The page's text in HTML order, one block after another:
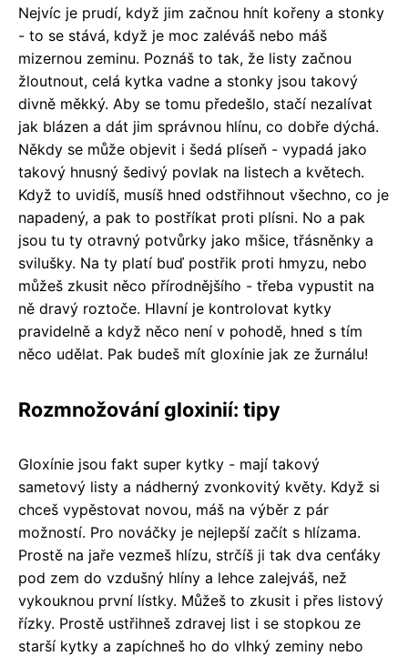
Nejvíc je prudí, když jim začnou hnít kořeny a stonky
- to se stává, když je moc zaléváš nebo máš
mizernou zeminu. Poznáš to tak, že listy začnou
žloutnout, celá kytka vadne a stonky jsou takový
divně měkký. Aby se tomu předešlo, stačí nezalívat
jak blázen a dát jim správnou hlínu, co dobře dýchá.
Někdy se může objevit i šedá plíseň - vypadá jako
takový hnusný šedivý povlak na listech a květech.
Když to uvidíš, musíš hned odstřihnout všechno, co je
napadený, a pak to postříkat proti plísni. No a pak
jsou tu ty otravný potvůrky jako mšice, třásněnky a
svilušky. Na ty platí buď postřik proti hmyzu, nebo
můžeš zkusit něco přírodnějšího - třeba vypustit na
ně dravý roztoče. Hlavní je kontrolovat kytky
pravidelně a když něco není v pohodě, hned s tím
něco udělat. Pak budeš mít gloxínie jak ze žurnálu!
Rozmnožování gloxinií: tipy
Gloxínie jsou fakt super kytky - mají takový
sametový listy a nádherný zvonkovitý květy. Když si
chceš vypěstovat novou, máš na výběr z pár
možností. Pro nováčky je nejlepší začít s hlízama.
Prostě na jaře vezmeš hlízu, strčíš ji tak dva cenťáky
pod zem do vzdušný hlíny a lehce zalejváš, než
vykouknou první lístky. Můžeš to zkusit i přes listový
řízky. Prostě ustřihneš zdravej list i se stopkou ze
starší kytky a zapíchneš ho do vlhký zeminy nebo